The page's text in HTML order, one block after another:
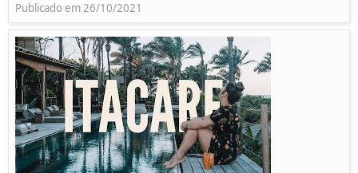
Publicado em 26/10/2021